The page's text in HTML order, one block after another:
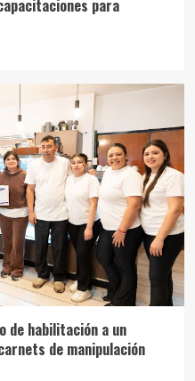
para
de habilitación a un
de manipulación